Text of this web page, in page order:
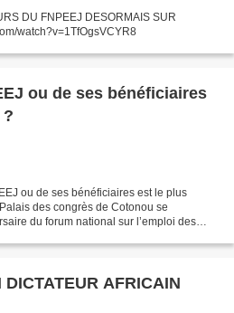
DU FNPEEJ DESORMAIS SUR
watch?v=1TfOgsVCYR8
ou de ses bénéficiaires
ou de ses bénéficiaires est le plus
des congrès de Cotonou se
du forum national sur l’emploi des
AFRICAIN